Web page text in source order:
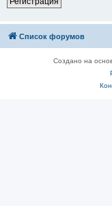
Список форумов
Создано на